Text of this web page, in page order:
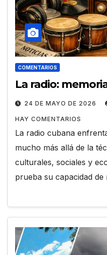
COMENTARIOS
La radio:
24 DE MAYO DE 2026
HAY COMENTARIOS
La radio cubana
mucho más allá de la
culturales, sociales y
prueba su capacidad